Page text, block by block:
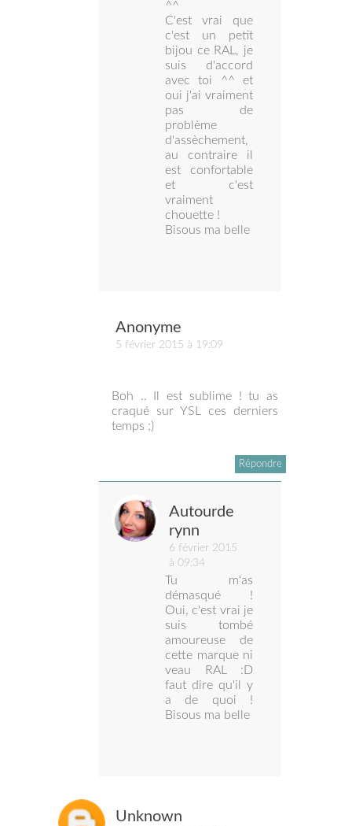
^^
C'est vrai que
c'est un petit
bijou ce RAL, je
suis d'accord
avec toi ^^ et
oui j'ai vraiment
pas de
problème
d'assèchement,
au contraire il
est confortable
et c'est
vraiment
chouette !
Bisous ma belle
Anonyme
5 février 2015 à 19:09
Boh .. Il est sublime ! tu as
craqué sur YSL ces derniers
temps ;)
Répondre
Autourde
rynn
6 février 2015
à 09:34
Tu m'as
démasqué !
Oui, c'est vrai je
suis tombé
amoureuse de
cette marque ni
veau RAL :D
faut dire qu'il y
a de quoi !
Bisous ma belle
Unknown